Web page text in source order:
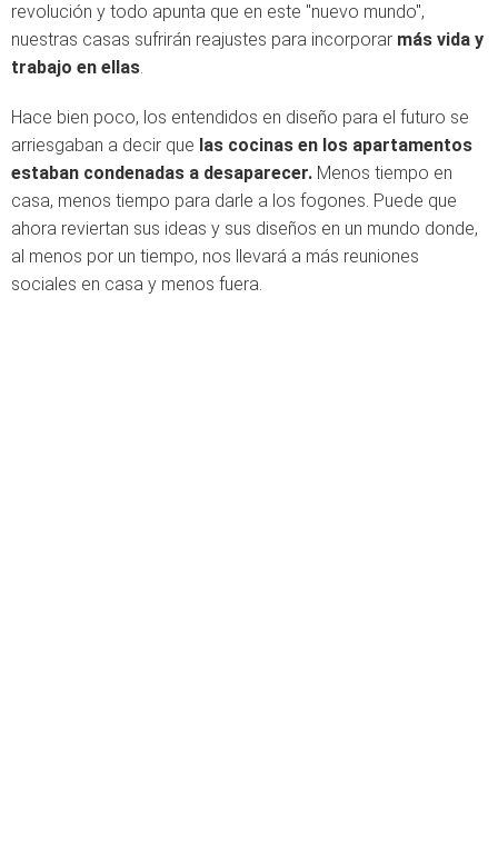
revolución y todo apunta que en este "nuevo mundo",
nuestras casas sufrirán reajustes para incorporar más vida y
trabajo en ellas.
Hace bien poco, los entendidos en diseño para el futuro se
arriesgaban a decir que las cocinas en los apartamentos
estaban condenadas a desaparecer. Menos tiempo en
casa, menos tiempo para darle a los fogones. Puede que
ahora reviertan sus ideas y sus diseños en un mundo donde,
al menos por un tiempo, nos llevará a más reuniones
sociales en casa y menos fuera.